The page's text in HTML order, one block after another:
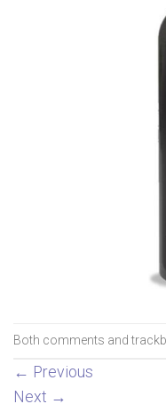
Both comments and
← Previous
Next →